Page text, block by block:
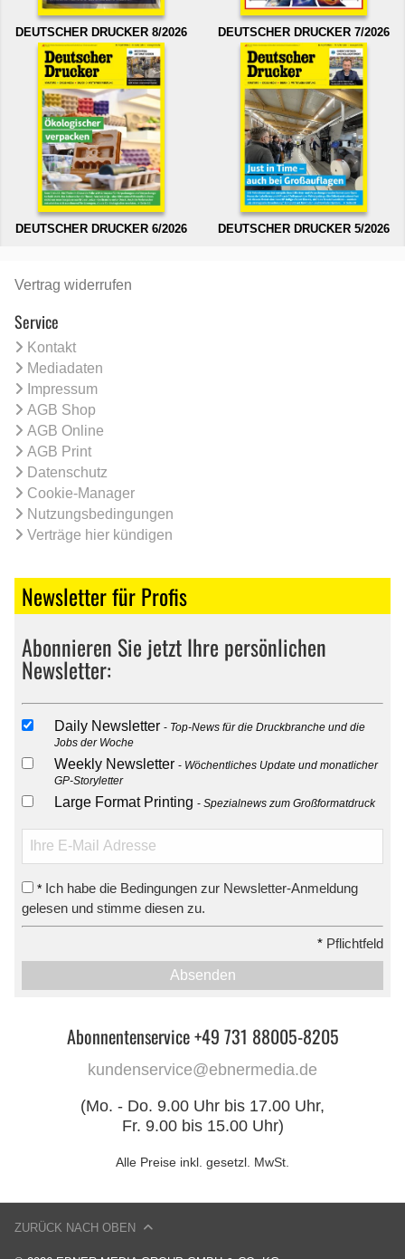
DEUTSCHER DRUCKER 8/2026 DEUTSCHER DRUCKER 7/2026
DEUTSCHER DRUCKER 6/2026 DEUTSCHER DRUCKER 5/2026
Vertrag widerrufen
Service
Kontakt
Mediadaten
Impressum
AGB Shop
AGB Online
AGB Print
Datenschutz
Cookie-Manager
Nutzungsbedingungen
Verträge hier kündigen
Newsletter für Profis
Abonnieren Sie jetzt Ihre persönlichen
Newsletter:
Daily Newsletter
Top-News für die Druckbranche und die
Jobs der Woche
Weekly Newsletter
Wöchentliches Update und monatlicher
GP-Storyletter
Large Format Printing Spezialnews zum Großformatdruck
* Ich habe die Bedingungen zur Newsletter-Anmeldung
gelesen und stimme diesen zu.
* Pflichtfeld
Absenden
Abonnentenservice +49 731 88005-8205
kundenservice@ebnermedia.de
(Mo. - Do. 9.00 Uhr bis 17.00 Uhr,
Fr. 9.00 bis 15.00 Uhr)
Alle Preise inkl. gesetzl. MwSt.
ZURÜCK NACH OBEN